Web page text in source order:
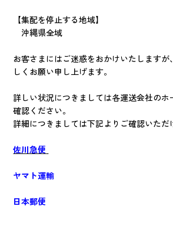
【集配を停止する地域】
沖縄県全域
お客さまにはご迷惑をおかけいたしますが
しくお願い申し上げます。
詳しい状況につきましては各運送会社の
確認ください。
詳細につきましては下記よりご確認いただ
佐川急便
ヤマト運輸
日本郵便